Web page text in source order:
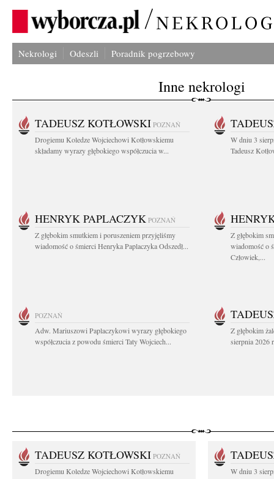
Nekrologi Odeszli Poradnik pogrzebowy
Inne nekrologi
TADEUSZ KOTŁOWSKI POZNAŃ
Drogiemu Koledze Wojciechowi Kotłowskiemu
składamy wyrazy głębokiego współczucia w...
W dniu 3
Tadeusz
HENRYK PAPLACZYK POZNAŃ
Z głębokim smutkiem i poruszeniem przyjęliśmy
wiadomość o śmierci Henryka Paplaczyka Odszedł...
Z głębokim
wiadomość o
Człowiek,...
POZNAŃ
Adw. Mariuszowi Paplaczykowi wyrazy głębokiego
współczucia z powodu śmierci Taty Wojciech...
Z głębokim
sierpnia 2026
TADEUSZ KOTŁOWSKI POZNAŃ
Drogiemu Koledze Wojciechowi Kotłowskiemu
W dniu 3